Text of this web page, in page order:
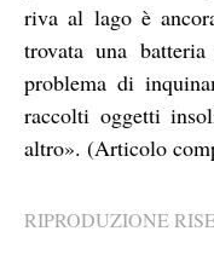
riva al lago è
trovata una
problema di
raccolti oggetti
altro». (Articolo
RIPRODUZIONE